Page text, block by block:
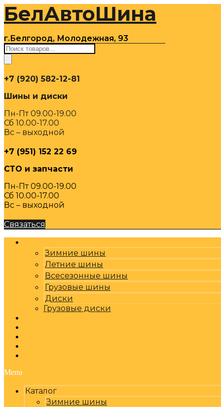
Перейти
содержимому
БелАвтоШина
г.Белгород, Молодежная, 93
Поиск
товаров
+7 (920) 582-12-81
Шины и диски
Пн-Пт 09.00-19.00
Сб 10.00-17.00
Вс – выходной
+7 (951) 152 22 69
СТО и запчасти
Пн-Пт 09.00-19.00
Сб 10.00-17.00
Вс – выходной
Связаться
Зимние шины
Летние шины
Всесезонные шины
Грузовые шины
Диски
Грузовые диски
Menu
Каталог
Зимние шины